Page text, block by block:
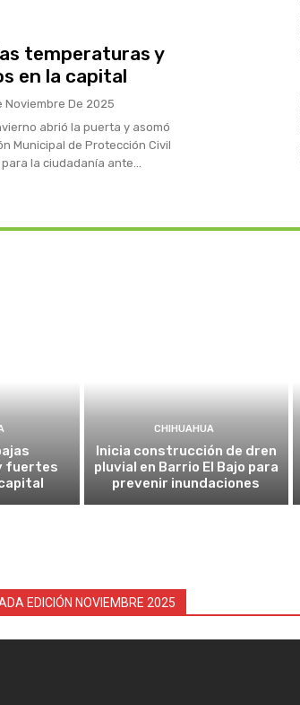
temperaturas y
en la capital
Noviembre De 2025
abrió la puerta y asomó
Municipal de Protección Civil
la ciudadanía ante...
fuertes
CHIHUAHUA
Inicia construcción de dren
pluvial en Barrio El Bajo para
prevenir inundaciones
EDICIÓN NOVIEMBRE 2025